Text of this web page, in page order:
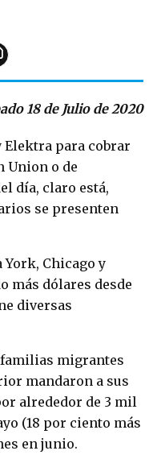
18 de Julio de 2020
Elektra para cobrar
Union o de
día, claro está,
se presenten
York, Chicago y
más dólares desde
diversas
familias migrantes
mandaron a sus
alrededor de 3 mil
(18 por ciento más
en junio.